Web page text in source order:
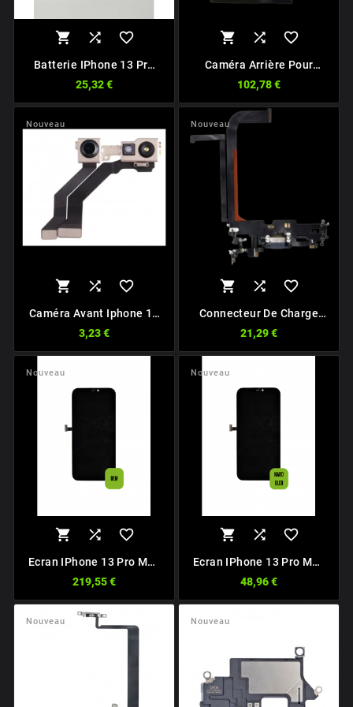
  
Batterie IPhone 13 Pro
Message D'erreur V1
25,32 €
  
Caméra Arrière Pour
102,78 €
Nouveau
  
Caméra Avant Iphone 13
3,23 €
Nouveau
  
Connecteur De Charge
21,29 €
Nouveau
  
Ecran IPhone 13 Pro Max
219,55 €
Nouveau
  
Ecran IPhone 13 Pro Max
48,96 €
Nouveau Nouveau